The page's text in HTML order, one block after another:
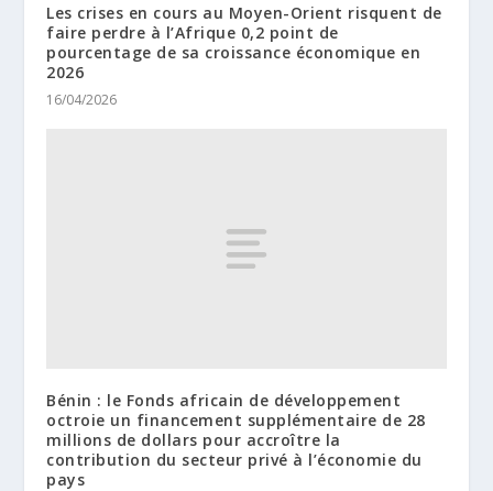
Les crises en cours au Moyen-Orient risquent de
faire perdre à l’Afrique 0,2 point de
pourcentage de sa croissance économique en
2026
16/04/2026
Bénin : le Fonds africain de développement
octroie un financement supplémentaire de 28
millions de dollars pour accroître la
contribution du secteur privé à l’économie du
pays